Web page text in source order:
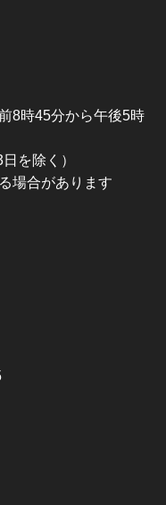
8時45分から午後5時
を除く）
場合があります